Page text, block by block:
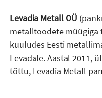
Levadia Metall OÜ
metalltoodete müügiga
kuuludes Eesti
Levadale. Aastal 2011,
tõttu, Levadia Metall